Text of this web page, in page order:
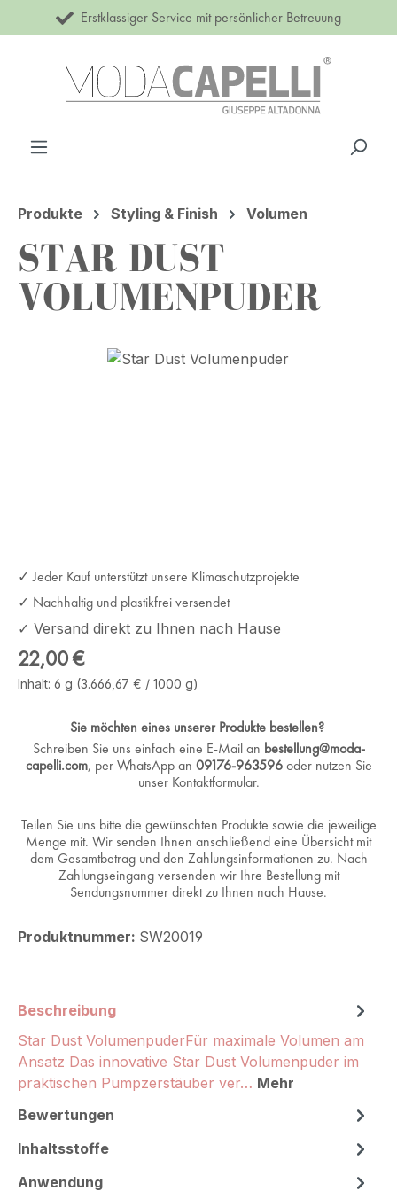
Zum Hauptinhalt springen
Erstklassiger Service mit persönlicher Betreuung
Produkte Styling & Finish Volumen
STAR DUST
VOLUMENPUDER
Bildergalerie überspringen
✓ Jeder Kauf unterstützt unsere Klimaschutzprojekte
✓ Nachhaltig und plastikfrei versendet
✓ Versand direkt zu Ihnen nach Hause
Regulärer Preis:
22,00 €
Inhalt: 6 g (3.666,67 € / 1000 g)
Sie möchten eines unserer Produkte bestellen?
Schreiben Sie uns einfach eine E-Mail an bestellung@moda-
capelli.com, per WhatsApp an 09176-963596oder nutzen Sie
unser Kontaktformular.
Teilen Sie uns bitte die gewünschten Produkte sowie die jeweilige
Menge mit. Wir senden Ihnen anschließend eine Übersicht mit
dem Gesamtbetrag und den Zahlungsinformationen zu. Nach
Zahlungseingang versenden wir Ihre Bestellung mit
Sendungsnummer direkt zu Ihnen nach Hause.
Produktnummer: SW20019
Beschreibung
Star Dust VolumenpuderFür maximale Volumen am
Ansatz Das innovative Star Dust Volumenpuder im
praktischen Pumpzerstäuber ver… Mehr
Bewertungen
Inhaltsstoffe
Anwendung